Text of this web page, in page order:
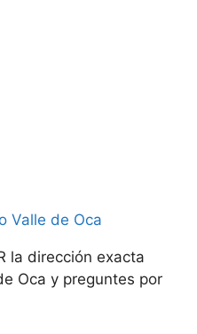
la dirección exacta
Oca y preguntes por